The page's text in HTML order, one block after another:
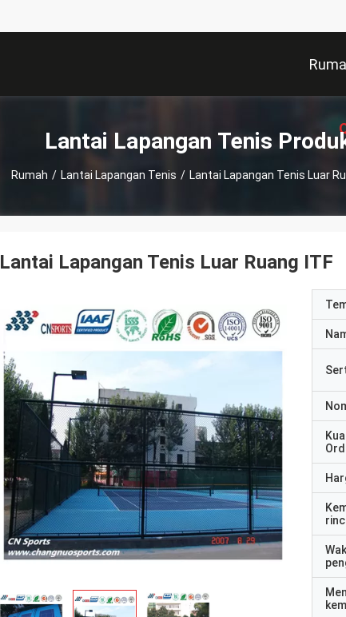
Lantai Lapangan Tenis
Rumah / Lantai Lapangan Tenis / Lantai Lapangan Tenis Luar
Lantai Lapangan Tenis Luar Ruang ITF